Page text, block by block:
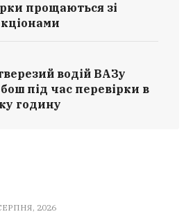
прощаються зі
водій ВАЗу
під час перевірки в
годину
2026